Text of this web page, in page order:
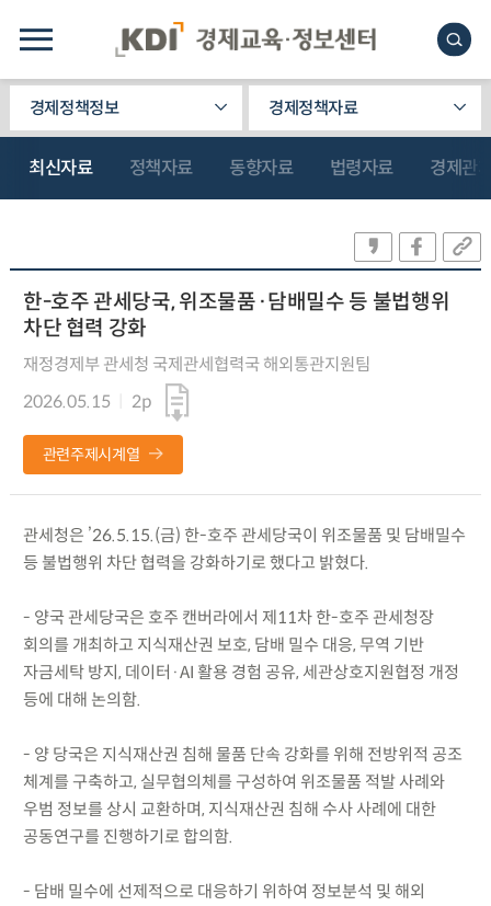
경제정책정보 경제정책자료
최신자료 정책자료 동향자료 법령자료 경제관
한-호주 관세당국, 위조물품·담배밀수 등 불법행위
차단 협력 강화
재정경제부 관세청 국제관세협력국 해외통관지원팀
2026.05.15
2p
관련주제시계열
관세청은 ’26.5.15.(금) 한-호주 관세당국이 위조물품 및 담배밀수
등 불법행위 차단 협력을 강화하기로 했다고 밝혔다.
- 양국 관세당국은 호주 캔버라에서 제11차 한-호주 관세청장
회의를 개최하고 지식재산권 보호, 담배 밀수 대응, 무역 기반
자금세탁 방지, 데이터·AI 활용 경험 공유, 세관상호지원협정 개정
등에 대해 논의함.
- 양 당국은 지식재산권 침해 물품 단속 강화를 위해 전방위적 공조
체계를 구축하고, 실무협의체를 구성하여 위조물품 적발 사례와
우범 정보를 상시 교환하며, 지식재산권 침해 수사 사례에 대한
공동연구를 진행하기로 합의함.
- 담배 밀수에 선제적으로 대응하기 위하여 정보분석 및 해외